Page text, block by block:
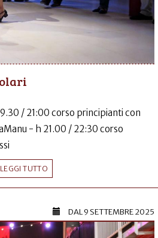
/ 21:00 corso principianti con
- h 21.00 / 22:30 corso
LEGGI TUTTO
DAL9 SETTEMBRE 2025